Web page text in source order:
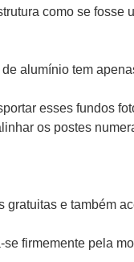
como se fosse
alumínio tem
esses fundos
os postes
gratuitas e também
firmemente pela